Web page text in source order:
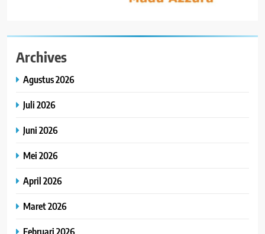
Archives
Agustus 2026
Juli 2026
Juni 2026
Mei 2026
April 2026
Maret 2026
Februari 2026